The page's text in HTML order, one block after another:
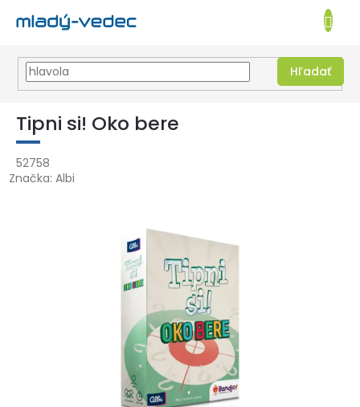
Prejsť
obsah
EUR
Hľadať
KOŠÍK
Tipni si! Oko bere
52758
Značka: Albi